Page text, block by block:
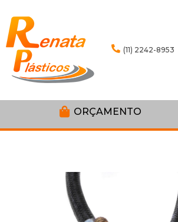
(11) 2242-8953
ORÇAMENTO